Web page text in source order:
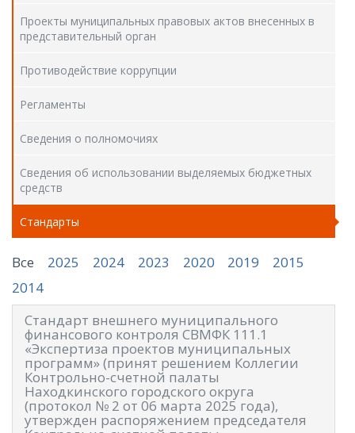
Проекты муниципальных правовых актов внесенных в
представительный орган
Противодействие коррупции
Регламенты
Сведения о полномочиях
Сведения об использовании выделяемых бюджетных
средств
Стандарты
Все 2025 2024 2023 2020 2019
2015
2014
Стандарт внешнего муниципального
финансового контроля СВМФК 111.1
«Экспертиза проектов муниципальных
программ» (принят решением Коллегии
Контрольно-счетной палаты
Находкинского городского округа
(протокол № 2 от 06 марта 2025 года),
утвержден распоряжением председателя